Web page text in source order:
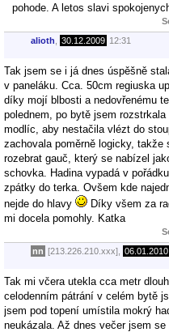
pohode. A letos slavi
alioth 30.12.2009 12:31
Tak jsem se i já dnes úspěšně
v paneláku. Cca. 50cm regiuska
díky mojí blbosti a nedovřenému
polednem, po bytě jsem
modlíc, aby nestačila vlézt do
zachovala poměrně logicky,
rozebrat gauč, který se nabízel
schovka. Hadina vypadá v
zpátky do terka. Ovšem kde
nejde do hlavy
Díky všem za
mi docela pomohly. Katka
nn [213.226.210.xxx], 06.01.2010
Tak mi včera utekla cca metr
celodenním pátrání v celém bytě
jsem pod topení umístila mokrý
neukázala. Až dnes večer jsem